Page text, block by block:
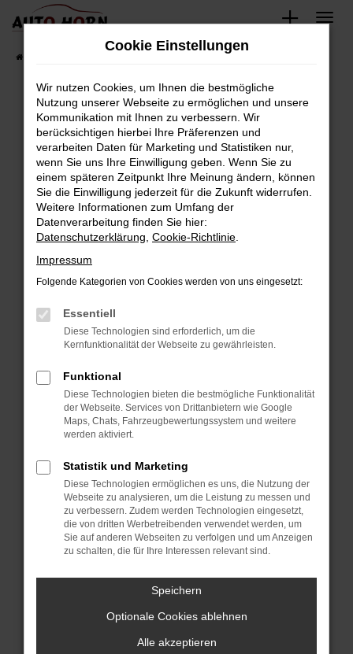
Zum
springen
Fahrzeugbestand
Fehler: Network Error
Beim Laden ist ein Fehler aufgetreten.
Hier sind ein paar Tipps, die dir helfen können:
Überprüfe deine Firewall und deine
Internetverbindung.
Laden andere Webseiten, zum Beispiel deine
Suchmaschine?
Prüfe deine Browsererweiterungen.
können das Laden bestimmter Seiten
verhindern. Funktioniert die Seite in einem
anderen Browser oder in einem privaten
Starte dein Gerät neu.
Das kann manchmal helfen, vorübergehende
Probleme zu beheben.
Betriebssystem auf dem neuesten Stand
sind.
Veraltete Software birgt nicht nur ein
Sicherheitsrisiko, sondern kann auch dazu
führen, dass bestimmte Funktionen nicht mehr
unterstützt werden.
Wende dich an den Webseitenbetreiber.
Wenn du alle oben genannten Schritte versucht
hast, kontaktiere uns bitte. Wir werden
versuchen, das Problem zu beheben. Du kannst
uns diesen Text schicken, um uns bei der
Cookie Einstellungen
Wir nutzen Cookies, um Ihnen die bestmögliche
Nutzung unserer Webseite zu ermöglichen und unsere
Kommunikation mit Ihnen zu verbessern. Wir
berücksichtigen hierbei Ihre Präferenzen und
verarbeiten Daten für Marketing und Statistiken nur,
wenn Sie uns Ihre Einwilligung geben. Wenn Sie zu
einem späteren Zeitpunkt Ihre Meinung ändern, können
Sie die Einwilligung jederzeit für die Zukunft widerrufen.
Weitere Informationen zum Umfang der
Datenverarbeitung finden Sie hier:
Datenschutzerklärung Cookie-Richtlinie
Impressum
Folgende Kategorien von Cookies werden von uns eingesetzt:
Essentiell
Diese Technologien sind erforderlich, um die
Kernfunktionalität der Webseite zu gewährleisten.
Funktional
Diese Technologien bieten die bestmögliche Funktionalität
der Webseite. Services von Drittanbietern wie Google
Maps, Chats, Fahrzeugbewertungssystem und weitere
werden aktiviert.
Statistik und Marketing
Diese Technologien ermöglichen es uns, die Nutzung der
Webseite zu analysieren, um die Leistung zu messen und
zu verbessern. Zudem werden Technologien eingesetzt,
die von dritten Werbetreibenden verwendet werden, um
Sie auf anderen Webseiten zu verfolgen und um Anzeigen
zu schalten, die für Ihre Interessen relevant sind.
Speichern
Optionale Cookies ablehnen
Alle akzeptieren